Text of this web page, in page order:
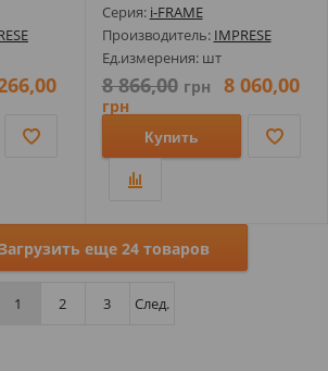
Серия: i-FRAME
Производитель: IMPRESE
Ед.измерения: шт
8 866,00 грн 8 060,00
грн
Купить
еще 24 товаров
1 2 3 След.